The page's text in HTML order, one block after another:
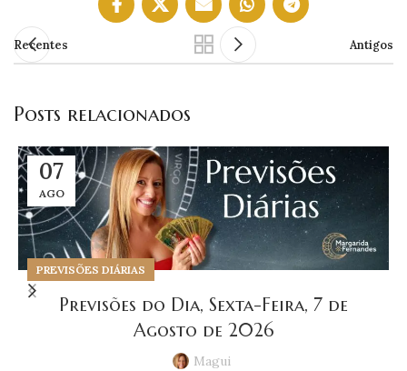
Recentes Antigos
Posts relacionados
07
AGO
PREVISÕES DIÁRIAS
Previsões do Dia, Sexta-Feira, 7 de
Agosto de 2026
Magui